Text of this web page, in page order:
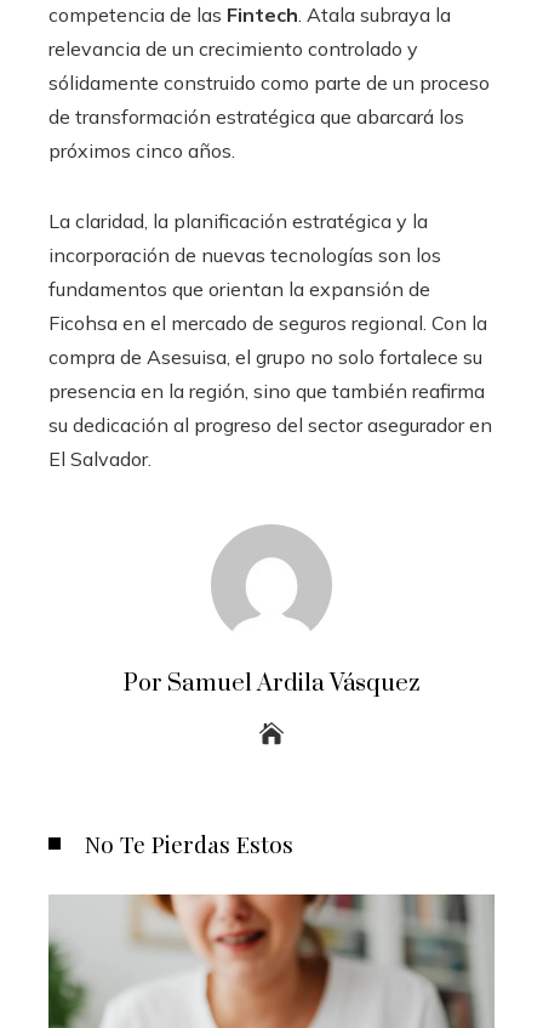
competencia de las Fintech . Atala subraya la
relevancia de un crecimiento controlado y
sólidamente construido como parte de un proceso
de transformación estratégica que abarcará los
próximos cinco años.
La claridad, la planificación estratégica y la
incorporación de nuevas tecnologías son los
fundamentos que orientan la expansión de
Ficohsa en el mercado de seguros regional. Con la
compra de Asesuisa, el grupo no solo fortalece su
presencia en la región, sino que también reafirma
su dedicación al progreso del sector asegurador en
El Salvador.
Por Samuel Ardila Vásquez
No Te Pierdas Estos